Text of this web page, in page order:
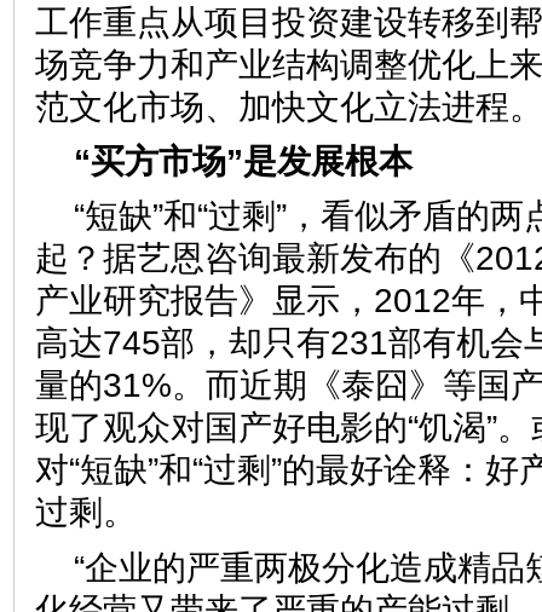
工作重点从项目投资建设转移到
场竞争力和产业结构调整优化上
范文化市场、加快文化立法
“买方市场”是发展根本
“短缺”和“过剩”，看似矛盾的
起？据艺恩咨询最新发布的《
产业研究报告》显示，2012年，
高达745部，却只有231部有机会
量的31%。而近期《泰囧》等国
现了观众对国产好电影的“饥渴”
对“短缺”和“过剩”的最好诠释：好
过剩。
“企业的严重两极分化造成精